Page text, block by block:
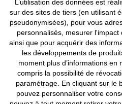
Deutsch
L’utilisation des données est
sur des sites de tiers (en utilisant
pseudonymisées), pour vous
personnalisés, mesurer
ainsi que pour acquérir des
les développements de
moment plus d’informations
compris la possibilité de
paramétrage. En cliquant sur le
pouvez personnaliser votre